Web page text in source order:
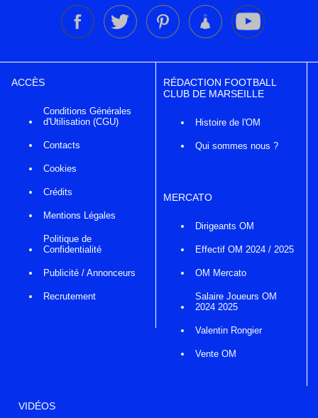
ACCÈS
Conditions Générales
d'Utilisation (CGU)
Contacts
Cookies
Crédits
Mentions Légales
Politique de
Confidentialité
Publicité / Annonceurs
Recrutement
RÉDACTION FOOTBALL
CLUB DE MARSEILLE
Histoire de l'OM
Qui sommes nous ?
MERCATO
Dirigeants OM
Effectif OM 2024 / 2025
OM Mercato
Salaire Joueurs OM
2024 2025
Valentin Rongier
Vente OM
VIDÉOS